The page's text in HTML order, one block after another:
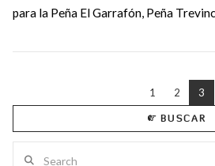
para la Peña El Garrafón, Peña
1 2 3
BUSCAR